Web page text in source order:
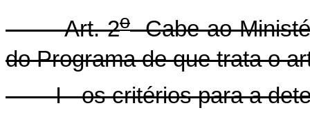
Art. 2oCabe ao
do Programa de que trata o
I - os critérios para a